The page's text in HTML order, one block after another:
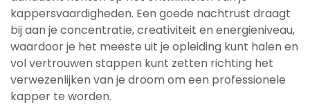
kappersvaardigheden. Een goede nachtrust draagt
bij aan je concentratie, creativiteit en energieniveau,
waardoor je het meeste uit je opleiding kunt halen en
vol vertrouwen stappen kunt zetten richting het
verwezenlijken van je droom om een professionele
kapper te worden.